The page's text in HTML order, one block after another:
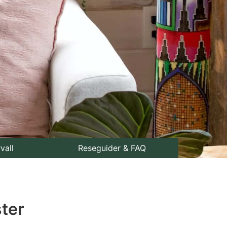
Reseguider & FAQ